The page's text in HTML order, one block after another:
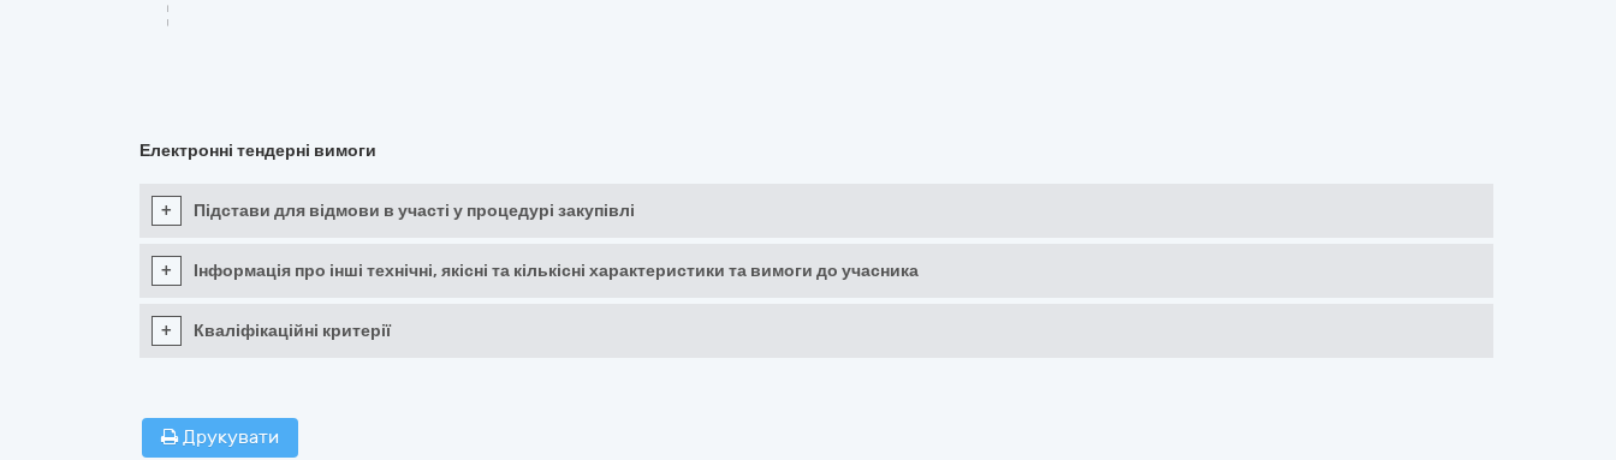
Електронні тендерні вимоги
+ Підстави для відмови в участі у процедурі закупівлі
+ Інформація про інші технічні, якісні та кількісні характеристики та вимоги до учасника
+ Кваліфікаційні критерії
Друкувати